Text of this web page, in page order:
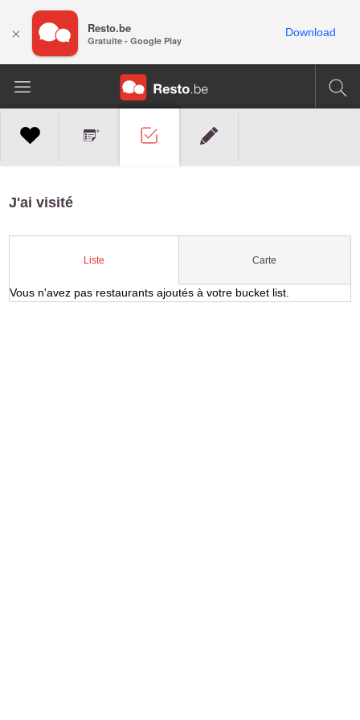
J'ai visité
Liste Carte
Vous n'avez pas restaurants ajoutés à votre bucket list.
× Resto.be
Gratuite - Google Play
Download